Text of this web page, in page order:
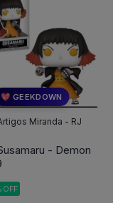
💖 GEEKDOWN
Miranda - RJ
- Demon
OFF